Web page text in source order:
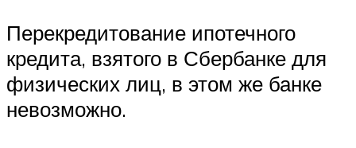
Перекредитование ипотечного
кредита, взятого в Сбербанке для
физических лиц, в этом же банке
невозможно.